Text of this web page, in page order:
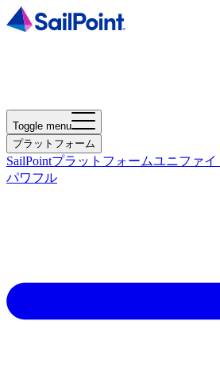
Toggle menu
プラットフォーム
SailPointプラットフォームユニファイ
パワフル